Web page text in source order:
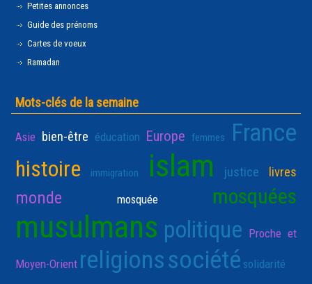
Petites annonces
Guide des prénoms
Cartes de voeux
Ramadan
Mots-clés de la semaine
Asie bien-être éducation Europe femmes France
histoire immigration islam justice livres
monde mosquée mosquées
musulmans politique Proche et
Moyen-Orient religionssociété solidarité